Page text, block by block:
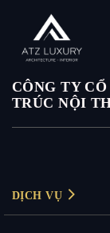
CÔNG TY
TRÚC NỘI
DỊCH VỤ